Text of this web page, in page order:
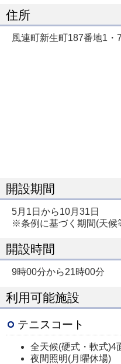
住所
風連町新生町187番地1・7
開設期間
5月1日から10月31日
※条例に基づく期間(天候
開設時間
9時00分から21時00分
利用可能施設
テニスコート
全天候(硬式・軟式)4
夜間照明(月曜休場)